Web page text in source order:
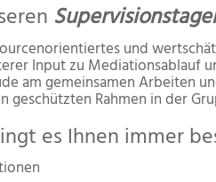
und
Input zu Mediationsablauf
am gemeinsamen Arbeiten
geschützten Rahmen in der
es Ihnen immer